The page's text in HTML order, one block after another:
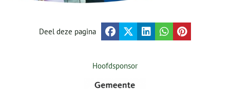
Deel deze pagina
Hoofdsponsor